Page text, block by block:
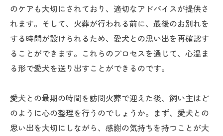
のケアも大切にされており、適切なアドバイスが提供さ
れます。そして、火葬が行われる前に、最後のお別れを
する時間が設けられるため、愛犬との思い出を再確認す
ることができます。これらのプロセスを通じて、心温ま
る形で愛犬を送り出すことができるのです。
愛犬との最期の時間を訪問火葬で迎えた後、飼い主はど
のように心の整理を行うのでしょうか。まず、愛犬との
思い出を大切にしながら、感謝の気持ちを持つことが大